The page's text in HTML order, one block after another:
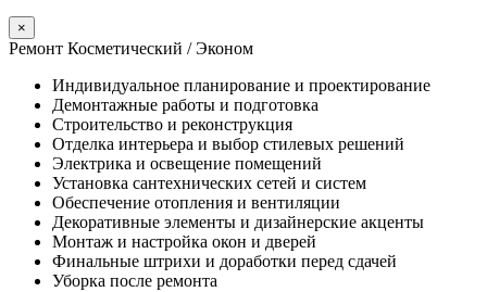
×
Ремонт Косметический / Эконом​
Индивидуальное планирование и проектирование
Демонтажные работы и подготовка
Строительство и реконструкция
Отделка интерьера и выбор стилевых решений
Электрика и освещение помещений
Установка сантехнических сетей и систем
Обеспечение отопления и вентиляции
Декоративные элементы и дизайнерские акценты
Монтаж и настройка окон и дверей
Финальные штрихи и доработки перед сдачей
Уборка после ремонта